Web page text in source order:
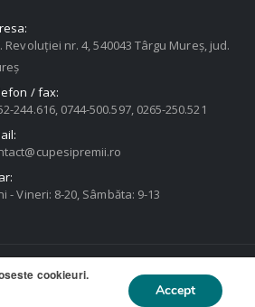
Revoluției nr. 4, 540043 Târgu Mureș, jud.
/ fax:
244.616, 0744-500.597, 0265-250.521
- Vineri: 8-20, Sâmbăta: 9-13
cookieuri.
Accept